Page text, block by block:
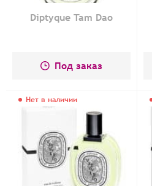
Diptyque Tam Dao
Под заказ
Нет в наличии